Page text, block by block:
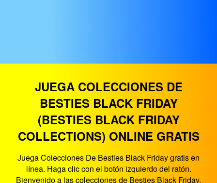
JUEGA COLECCIONES DE
BESTIES BLACK FRIDAY
(BESTIES BLACK FRIDAY
COLLECTIONS) ONLINE GRATIS
Juega Colecciones De Besties Black Friday gratis en
línea. Haga clic con el botón izquierdo del ratón.
Bienvenido a las colecciones de Besties Black Friday.